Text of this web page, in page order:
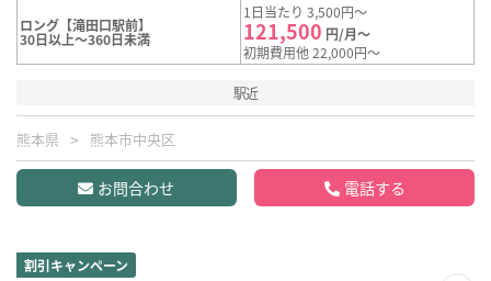
ロング【滝田口駅前】
30日以上～360日未満
1日当たり 3,500円～
121,500 円/月～
初期費用他 22,000円～
駅近
熊本県 熊本市中央区
お問合わせ 電話する
割引キャンペーン